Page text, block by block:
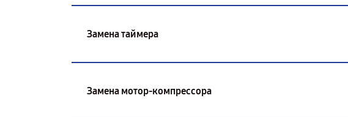
Замена таймера
Замена мотор-компрессора